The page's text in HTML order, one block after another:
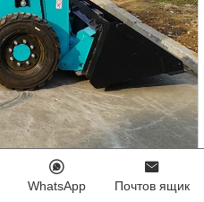
WhatsApp Почтов ящик